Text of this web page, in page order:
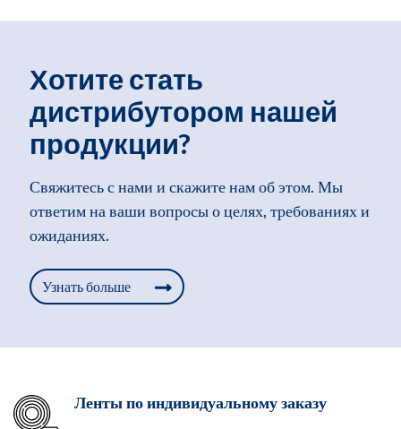
Хотите стать
дистрибутором нашей
продукции?
Свяжитесь с нами и скажите нам об этом. Мы
ответим на ваши вопросы о целях, требованиях и
ожиданиях.
Узнать больше
Ленты по индивидуальному заказу